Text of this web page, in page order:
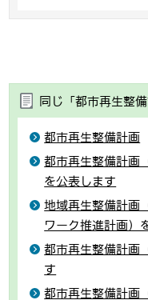
同じ「都市再生整
都市再生整備計画
都市再生整備計画
を公表します
地域再生整備計画
ワーク推進計画）
都市再生整備計画
す
都市再生整備計画